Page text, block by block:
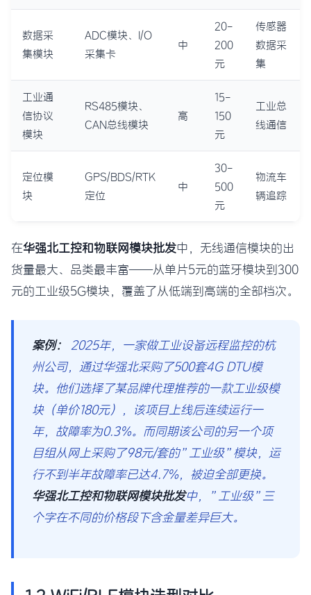
数据采
集模块
ADC模块、I/O
采集卡
中
20-
200
元
传感器
数据采
集
工业通
信协议
模块
RS485模块、
CAN总线模块
高
15-
150
元
工业总
线通信
定位模
块
GPS/BDS/RTK
定位
中
30-
500
元
物流车
辆追踪
在华强北工控和物联网模块批发中，无线通信模块的出
货量最大、品类最丰富——从单片5元的蓝牙模块到300
元的工业级5G模块，覆盖了从低端到高端的全部档次。
案例：
2025年，一家做工业设备远程监控的杭
州公司，通过华强北采购了500套4G DTU模
块。他们选择了某品牌代理推荐的一款工业级模
块（单价180元），该项目上线后连续运行一
年，故障率为0.3%。而同期该公司的另一个项
目组从网上采购了98元/套的”工业级”模块，运
行不到半年故障率已达4.7%，被迫全部更换。
华强北工控和物联网模块批发中，”工业级”三
个字在不同的价格段下含金量差异巨大。